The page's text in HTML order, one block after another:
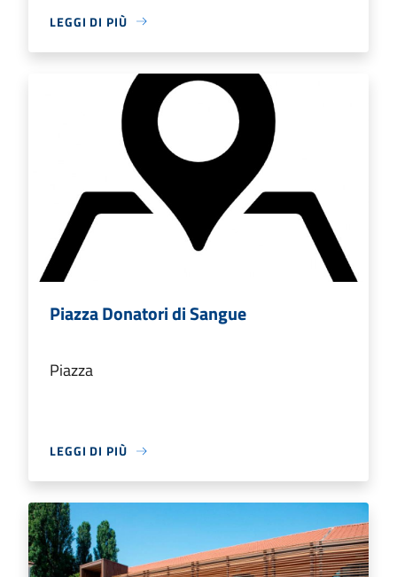
LEGGI DI PIÙ
Piazza Donatori di Sangue
Piazza
LEGGI DI PIÙ